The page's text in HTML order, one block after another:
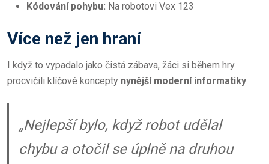
Kódování pohybu: Na robotovi Vex 123
Více než jen hraní
I když to vypadalo jako čistá zábava, žáci si během hry
procvičili klíčové koncepty nynější moderní informatiky.
„Nejlepší bylo, když robot udělal
chybu a otočil se úplně na druhou